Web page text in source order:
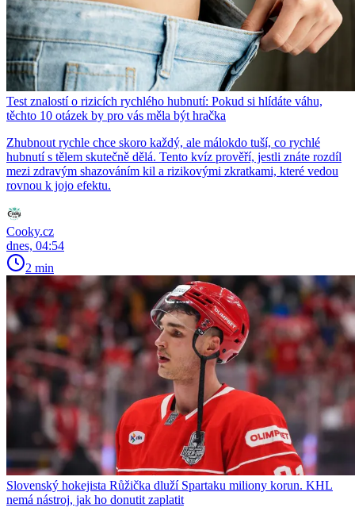
Test znalostí o rizicích rychlého hubnutí: Pokud si hlídáte váhu,
těchto 10 otázek by pro vás měla být hračka
Zhubnout rychle chce skoro každý, ale málokdo tuší, co rychlé
hubnutí s tělem skutečně dělá. Tento kvíz prověří, jestli znáte rozdíl
mezi zdravým shazováním kil a rizikovými zkratkami, které vedou
rovnou k jojo efektu.
Cooky.cz
dnes, 04:54
2 min
Slovenský hokejista Růžička dluží Spartaku miliony korun. KHL
nemá nástroj, jak ho donutit zaplatit